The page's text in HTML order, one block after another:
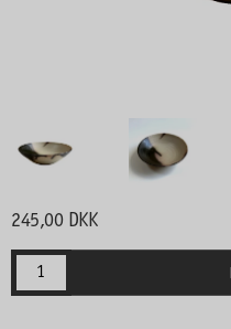
245,00 DKK